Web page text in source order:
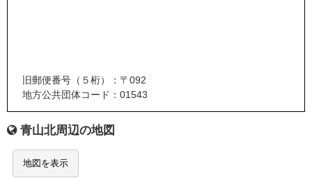
旧郵便番号（５桁）：〒092
地方公共団体コード：01543
青山北周辺の地図
地図を表示